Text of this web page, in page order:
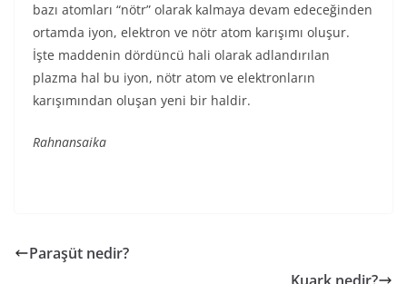
bazı atomları “nötr” olarak kalmaya devam edeceğinden
ortamda iyon, elektron ve nötr atom karışımı oluşur.
İşte maddenin dördüncü hali olarak adlandırılan
plazma hal bu iyon, nötr atom ve elektronların
karışımından oluşan yeni bir haldir.
Rahnansaika
Paraşüt nedir?